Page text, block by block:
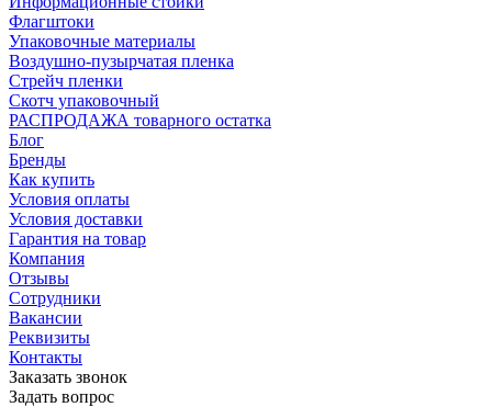
Флагштоки
Упаковочные материалы
Воздушно-пузырчатая пленка
Стрейч пленки
Скотч упаковочный
РАСПРОДАЖА товарного остатка
Блог
Бренды
Как купить
Условия оплаты
Условия доставки
Гарантия на товар
Компания
Отзывы
Сотрудники
Вакансии
Реквизиты
Контакты
Заказать звонок
Задать вопрос